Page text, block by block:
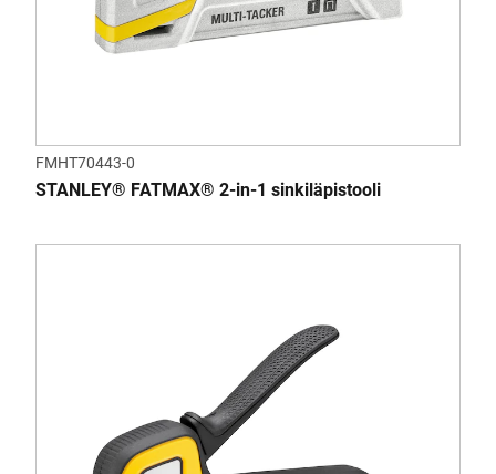
FMHT70443-0
STANLEY® FATMAX® 2-in-1 sinkiläpistooli